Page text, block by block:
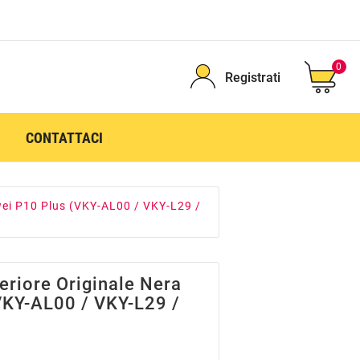
Registrati
0
CONTATTACI
P10 Plus (VKY-AL00 / VKY-L29 /
Originale Nera
AL00 / VKY-L29 /